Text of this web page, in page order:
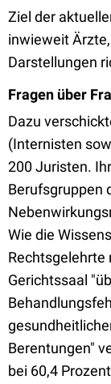
Ziel der
inwieweit
Darstellungen
Fragen über
Dazu
(Internisten
200 Juristen.
Berufsgruppen
Wie die
Rechtsgelehrte
Gerichtssaal
Berentungen"
bei 60,4